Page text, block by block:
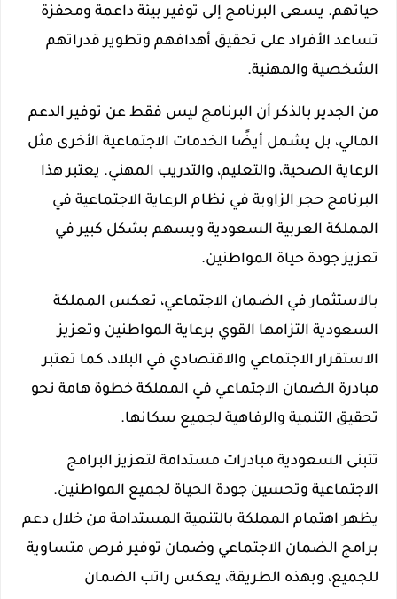
حياتهم. يسعى البرنامج إلى توفير بيئة داعمة ومحفزة
تساعد الأفراد على تحقيق أهدافهم وتطوير قدراتهم
الشخصية والمهنية.
من الجدير بالذكر أن البرنامج ليس فقط عن توفير الدعم
المالي، بل يشمل أيضًا الخدمات الاجتماعية الأخرى مثل
الرعاية الصحية، والتعليم، والتدريب المهني. يعتبر هذا
البرنامج حجر الزاوية في نظام الرعاية الاجتماعية في
المملكة العربية السعودية ويسهم بشكل كبير في
تعزيز جودة حياة المواطنين.
بالاستثمار في الضمان الاجتماعي، تعكس المملكة
السعودية التزامها القوي برعاية المواطنين وتعزيز
الاستقرار الاجتماعي والاقتصادي في البلاد، كما تعتبر
مبادرة الضمان الاجتماعي في المملكة خطوة هامة نحو
تحقيق التنمية والرفاهية لجميع سكانها.
تتبنى السعودية مبادرات مستدامة لتعزيز البرامج
الاجتماعية وتحسين جودة الحياة لجميع المواطنين.
يظهر اهتمام المملكة بالتنمية المستدامة من خلال دعم
برامج الضمان الاجتماعي وضمان توفير فرص متساوية
للجميع، وبهذه الطريقة، يعكس راتب الضمان